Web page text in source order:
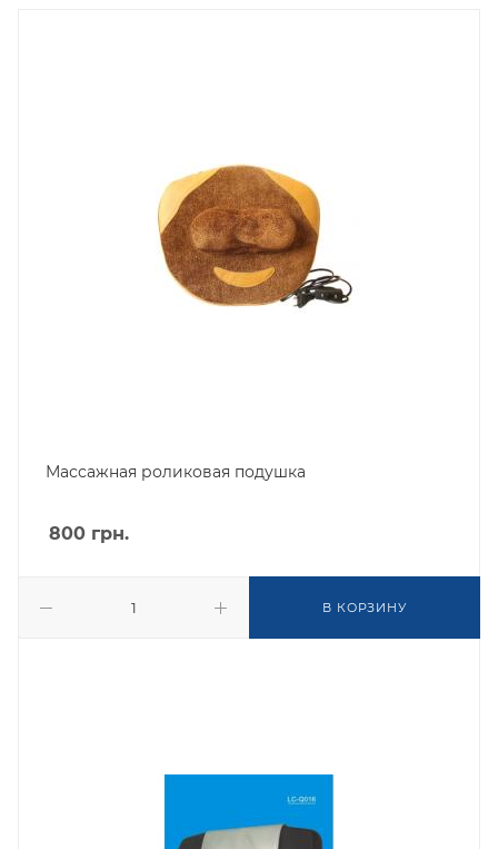
Массажная роликовая подушка
800 грн.
В КОРЗИНУ